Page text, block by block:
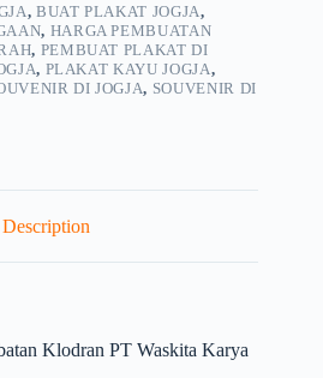
, BUAT PLAKAT JOGJA,
, HARGA PEMBUATAN
, PEMBUAT PLAKAT DI
, PLAKAT KAYU JOGJA,
DI JOGJA, SOUVENIR DI
Description
Klodran PT Waskita Karya